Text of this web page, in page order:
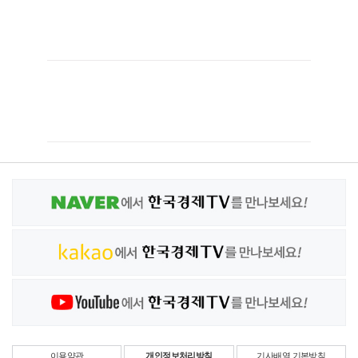
이용약관 개인정보처리방침 기사배열 기본방침